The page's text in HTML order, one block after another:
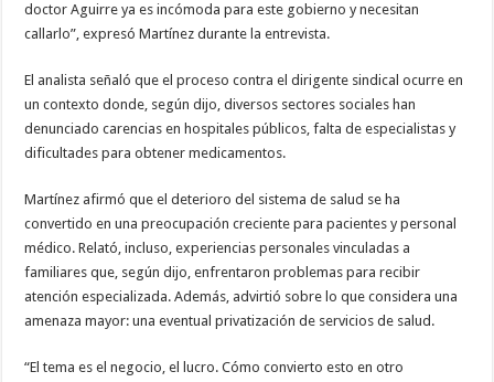
doctor Aguirre ya es incómoda para este gobierno y necesitan
callarlo”, expresó Martínez durante la entrevista.
El analista señaló que el proceso contra el dirigente sindical ocurre en
un contexto donde, según dijo, diversos sectores sociales han
denunciado carencias en hospitales públicos, falta de especialistas y
dificultades para obtener medicamentos.
Martínez afirmó que el deterioro del sistema de salud se ha
convertido en una preocupación creciente para pacientes y personal
médico. Relató, incluso, experiencias personales vinculadas a
familiares que, según dijo, enfrentaron problemas para recibir
atención especializada. Además, advirtió sobre lo que considera una
amenaza mayor: una eventual privatización de servicios de salud.
“El tema es el negocio, el lucro. Cómo convierto esto en otro